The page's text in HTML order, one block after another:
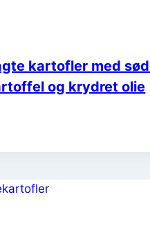
kartofler med
og krydret olie